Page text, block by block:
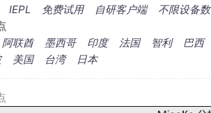
IEPL 免费试用 自研客户端 不限设备数
阿联酋 墨西哥 印度 法国 智利 巴西
美国 台湾 日本